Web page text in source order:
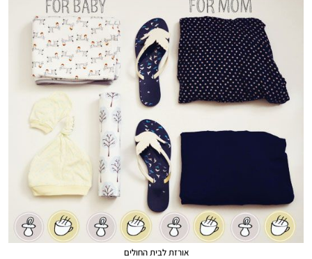
אורזת לבית החולים